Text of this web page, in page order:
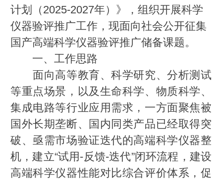
计划（2025-2027年）》，组织开展科学
仪器验评推广工作，现面向社会公开征集
国产高端科学仪器验评推广储备课题。
一、工作思路
面向高等教育、科学研究、分析测试
等重点场景，以及生命科学、物质科学、
集成电路等行业应用需求，一方面聚焦被
国外长期垄断、国内同类产品已经取得突
破、亟需市场验证迭代的高端科学仪器整
机，建立“试用-反馈-迭代”闭环流程，建设
高端科学仪器性能对比综合评价体系，促